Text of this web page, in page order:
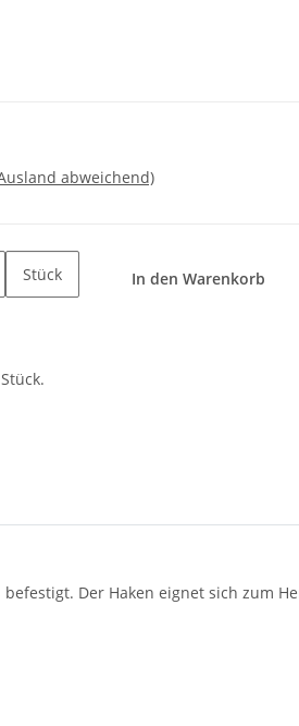
abweichend)
Stück In den Warenkorb
Der Haken eignet sich zum